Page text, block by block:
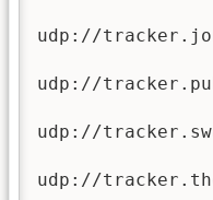
udp://
udp://
udp://
udp://